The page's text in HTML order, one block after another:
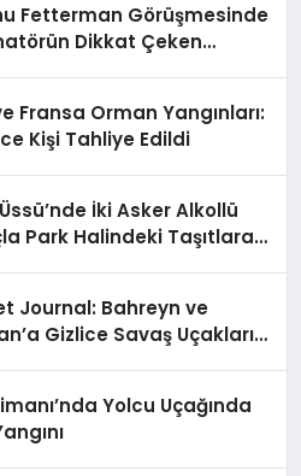
Fetterman Görüşmesinde
Dikkat Çeken
Fransa Orman Yangınları:
Kişi Tahliye Edildi
İki Asker Alkollü
Park Halindeki Taşıtlara
Journal: Bahreyn ve
Gizlice Savaş Uçakları
Yolcu Uçağında